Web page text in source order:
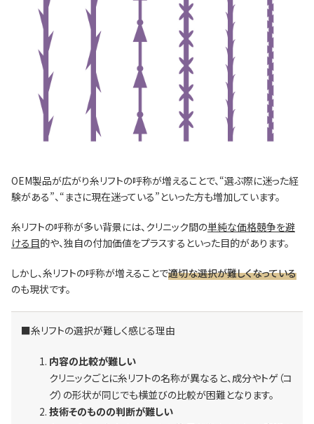
OEM製品が広がり糸リフトの呼称が増えることで、“選ぶ際に迷った経
験がある”、“まさに現在迷っている”といった方も増加しています。
糸リフトの呼称が多い背景には、クリニック間の単純な価格競争を避
ける目的や、独自の付加価値をプラスするといった目的があります。
しかし、糸リフトの呼称が増えることで適切な選択が難しくなっている
のも現状です。
■糸リフトの選択が難しく感じる理由
内容の比較が難しい
クリニックごとに糸リフトの名称が異なると、成分やトゲ（コ
グ）の形状が同じでも横並びの比較が困難となります。
技術そのものの判断が難しい